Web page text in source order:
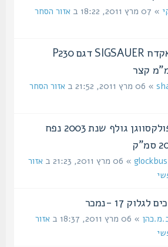
אזור הסחר
למכירה אקדח SIGSAUER דגם P230
ב
אזור הסחר
למכירה פולקסווגן גולף שנת 2003 נפח
» 06 מרץ 2011, 21:23 ב
אזור
17 -נמכר
» 06 מרץ 2011, 18:37 ב
אזור